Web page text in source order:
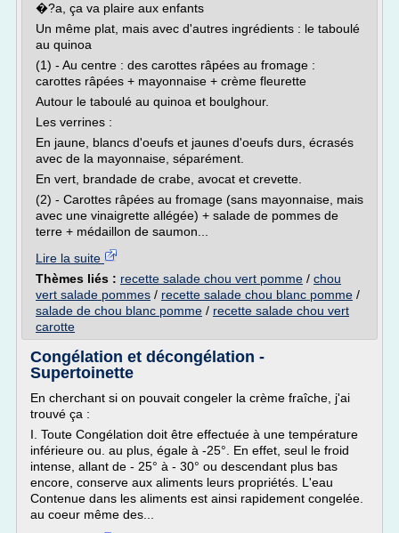
�?a, ça va plaire aux enfants
Un même plat, mais avec d'autres ingrédients : le taboulé
au quinoa
(1) - Au centre : des carottes râpées au fromage :
carottes râpées + mayonnaise + crème fleurette
Autour le taboulé au quinoa et boulghour.
Les verrines :
En jaune, blancs d'oeufs et jaunes d'oeufs durs, écrasés
avec de la mayonnaise, séparément.
En vert, brandade de crabe, avocat et crevette.
(2) - Carottes râpées au fromage (sans mayonnaise, mais
avec une vinaigrette allégée) + salade de pommes de
terre + médaillon de saumon...
Lire la suite
Thèmes liés : recette salade chou vert pomme / chou
vert salade pommes / recette salade chou blanc pomme /
salade de chou blanc pomme / recette salade chou vert
carotte
Congélation et décongélation -
Supertoinette
En cherchant si on pouvait congeler la crème fraîche, j'ai
trouvé ça :
I. Toute Congélation doit être effectuée à une température
inférieure ou. au plus, égale à -25°. En effet, seul le froid
intense, allant de - 25° à - 30° ou descendant plus bas
encore, conserve aux aliments leurs propriétés. L'eau
Contenue dans les aliments est ainsi rapidement congelée.
au coeur même des...